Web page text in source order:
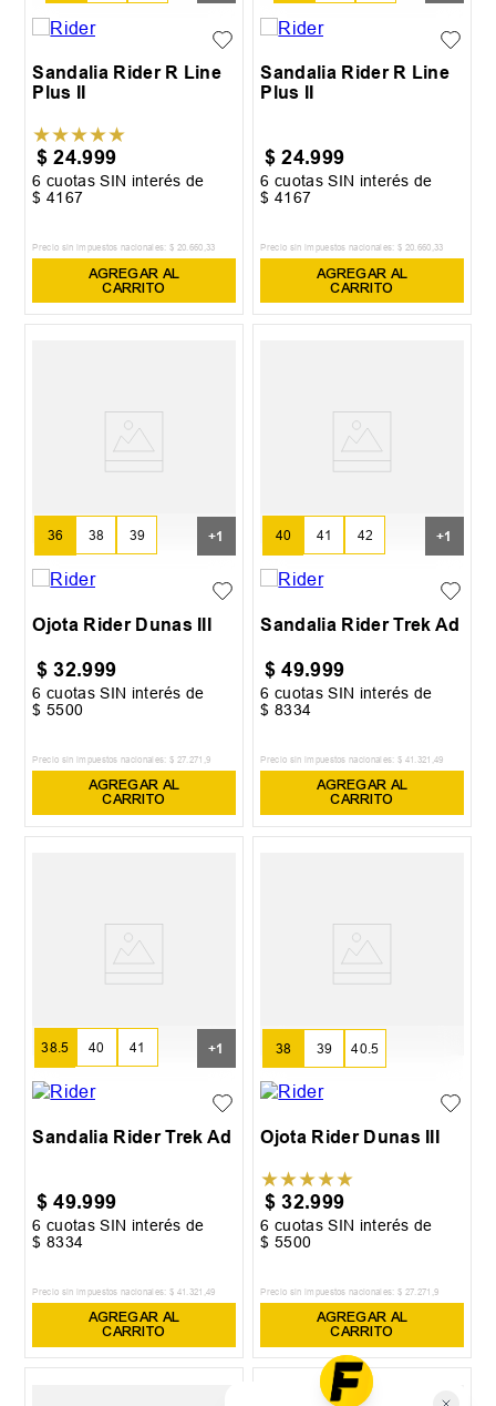
Sandalia Rider R Line
Plus II
★★★★★
$ 24.999
6 cuotas SIN interés de
$ 4167
Precio sin impuestos nacionales: $ 20.660 ,33
AGREGAR AL
CARRITO
Sandalia Rider R Line
Plus II
$ 24.999
6 cuotas SIN interés de
$ 4167
Precio sin impuestos nacionales: $ 20.660 ,33
AGREGAR AL
CARRITO
36 38 39
40.5
+1
Ojota Rider Dunas III
$ 32.999
6 cuotas SIN interés de
$ 5500
Precio sin impuestos nacionales: $ 27 271 9
AGREGAR AL
CARRITO
40 41 42
43
+1
Sandalia Rider Trek Ad
$ 49.999
6 cuotas SIN interés de
$ 8334
Precio sin impuestos nacionales: $ 41 321 49
AGREGAR AL
CARRITO
38.5 40 41
42
+1
Sandalia Rider Trek Ad
$ 49.999
6 cuotas SIN interés de
$ 8334
Precio sin impuestos nacionales: $ 41 321 49
AGREGAR AL
CARRITO
38 39 40.5
Ojota Rider Dunas III
★★★★★
$ 32.999
6 cuotas SIN interés de
$ 5500
Precio sin impuestos nacionales: $ 27 271 9
AGREGAR AL
CARRITO